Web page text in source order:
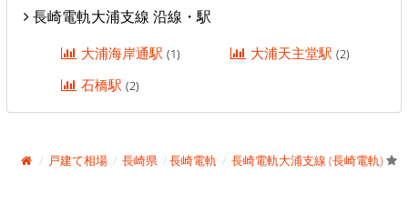
長崎電軌大浦支線 沿線・駅
大浦海岸通駅(1) 大浦天主堂駅 (2)
石橋駅(2)
戸建て相場 長崎県 長崎電軌 長崎電軌大浦支線 (長崎電軌)